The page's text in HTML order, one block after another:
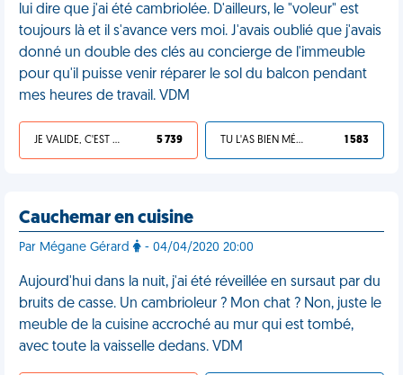
lui dire que j'ai été cambriolée. D'ailleurs, le "voleur" est
toujours là et il s'avance vers moi. J'avais oublié que j'avais
donné un double des clés au concierge de l'immeuble
pour qu'il puisse venir réparer le sol du balcon pendant
mes heures de travail. VDM
JE VALIDE, C'EST UNE VDM 5 739 TU L'AS BIEN MÉRITÉ 1 583
Cauchemar en cuisine
Par Mégane Gérard - 04/04/2020 20:00
Aujourd'hui dans la nuit, j'ai été réveillée en sursaut par du
bruits de casse. Un cambrioleur ? Mon chat ? Non, juste le
meuble de la cuisine accroché au mur qui est tombé,
avec toute la vaisselle dedans. VDM